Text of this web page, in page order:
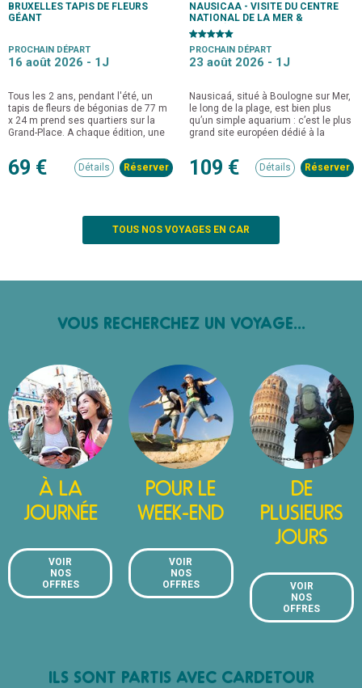
BRUXELLES TAPIS DE FLEURS
GÉANT
PROCHAIN DÉPART
16 août 2026 - 1J
Tous les 2 ans, pendant l'été, un
tapis de fleurs de bégonias de 77 m
x 24 m prend ses quartiers sur la
Grand-Place. A chaque édition, une
69 € Détails
NAUSICAA - VISITE DU CENTRE
NATIONAL DE LA MER &
CROISIÈRE COMMENTÉE
PROCHAIN DÉPART
23 août 2026 - 1J
Nausicaá, situé à Boulogne sur Mer,
le long de la plage, est bien plus
qu’un simple aquarium : c’est le plus
grand site européen dédié à la
pour la protection de l’univers marin.
109 € Détails
TOUS NOS VOYAGES EN CAR
VOUS RECHERCHEZ UN VOYAGE...
À LA
JOURNÉE
VOIR
NOS
OFFRES
POUR LE
WEEK-END
VOIR
NOS
OFFRES
DE
PLUSIEURS
JOURS
VOIR
NOS
OFFRES
ILS SONT PARTIS AVEC CARDETOUR